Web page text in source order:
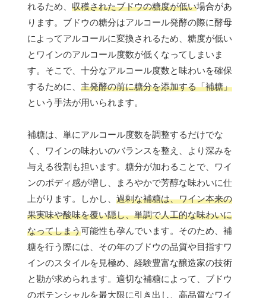
れるため、 収穫されたブドウの糖度が低い場合があ
ります。ブドウの糖分はアルコール発酵の際に酵母
によってアルコールに変換されるため、糖度が低い
とワインのアルコール度数が低くなってしまいま
す。そこで、十分なアルコール度数と味わいを確保
するために、 主発酵の前に糖分を添加する「補糖」
という手法が用いられます。
補糖は、単にアルコール度数を調整するだけでな
く、ワインの味わいのバランスを整え、より深みを
与える役割も担います。糖分が加わることで、ワイ
ンのボディ感が増し、まろやかで芳醇な味わいに仕
上がります。しかし、 過剰な補糖は、ワイン本来の
果実味や酸味を覆い隠し、単調で人工的な味わいに
なってしまう可能性も孕んでいます。そのため、補
糖を行う際には、その年のブドウの品質や目指すワ
インのスタイルを見極め、経験豊富な醸造家の技術
と勘が求められます。適切な補糖によって、ブドウ
のポテンシャルを最大限に引き出し、高品質なワイ